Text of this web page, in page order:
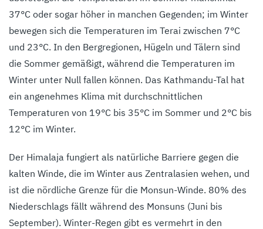
37°C oder sogar höher in manchen Gegenden; im Winter
bewegen sich die Temperaturen im Terai zwischen 7°C
und 23°C. In den Bergregionen, Hügeln und Tälern sind
die Sommer gemäßigt, während die Temperaturen im
Winter unter Null fallen können. Das Kathmandu-Tal hat
ein angenehmes Klima mit durchschnittlichen
Temperaturen von 19°C bis 35°C im Sommer und 2°C bis
12°C im Winter.
Der Himalaja fungiert als natürliche Barriere gegen die
kalten Winde, die im Winter aus Zentralasien wehen, und
ist die nördliche Grenze für die Monsun-Winde. 80% des
Niederschlags fällt während des Monsuns (Juni bis
September). Winter-Regen gibt es vermehrt in den